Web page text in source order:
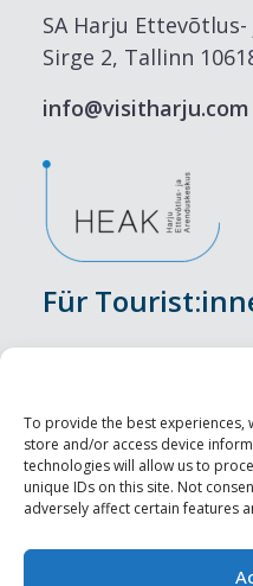
To provide the best experiences,
store and/or access device
technologies will allow us to
unique IDs on this site. Not
adversely affect certain features
SA Harju
Sirge 2, Tallinn
info@visitharju.com
Für
Unterkunft
Genusserlebnisse
Sehenswürdigkeiten